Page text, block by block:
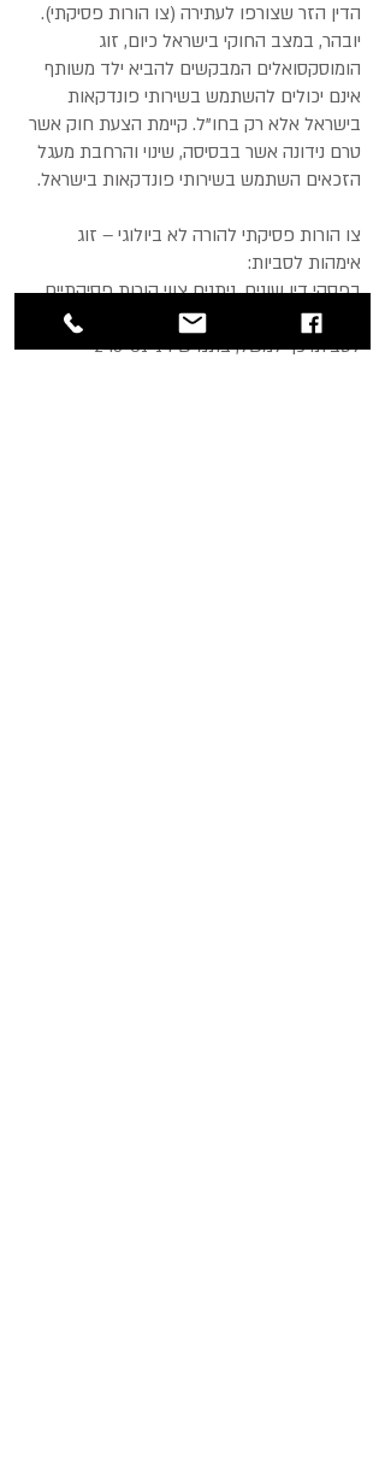
הדין הזר שצורפו לעתירה (צו הורות פסיקתי).
יובהר, במצב החוקי בישראל כיום, זוג
הומוסקסואלים המבקשים להביא ילד משותף
אינם יכולים להשתמש בשירותי פונדקאות
בישראל אלא רק בחו"ל. קיימת הצעת חוק אשר
טרם נידונה אשר בבסיסה, שינוי והרחבת מעגל
הזכאים השתמש בשירותי פונדקאות בישראל.
צו הורות פסיקתי להורה לא ביולוגי – זוג
אימהות לסביות:
בפסקי דין שונים, ניתנים צווי הורות פסיקתיים
גם לאמא לא ביולוגית במסגרת הורות חד מינית
לסבית. כך למשל, בתמ"ש 245-01-14